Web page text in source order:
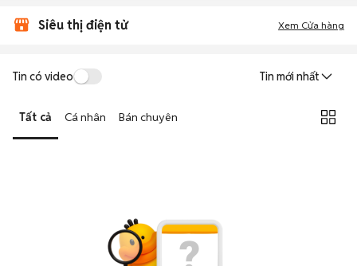
Siêu thị điện tử Xem Cửa hàng
Tin có video Tin mới nhất
Tất cả Cá nhân Bán chuyên